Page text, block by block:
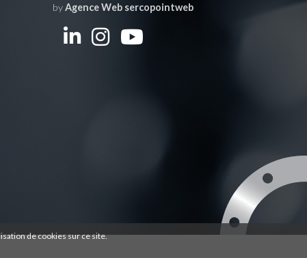
byAgence Web sercopointweb
de cookies sur ce site.